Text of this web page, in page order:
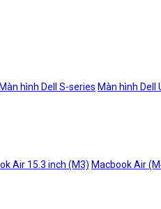
Màn hình Dell S-series Màn hình Dell
Air 15.3 inch (M3) Macbook Air